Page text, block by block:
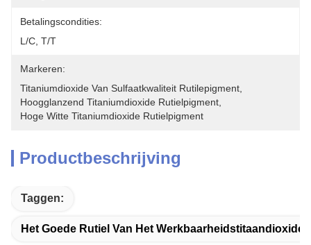
Betalingscondities:
L/C, T/T
Markeren:
Titaniumdioxide Van Sulfaatkwaliteit Rutilepigment
Hoogglanzend Titaniumdioxide Rutielpigment
Hoge Witte Titaniumdioxide Rutielpigment
Productbeschrijving
Taggen:
Het Goede Rutiel Van Het Werkbaarheidstitaandioxide